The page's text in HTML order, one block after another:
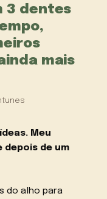
3 dentes
mais
Meu
depois de um
do alho para